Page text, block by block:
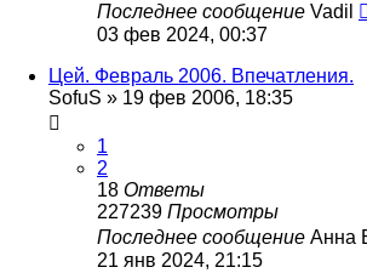
Последнее сообщение Vadil
03 фев 2024, 00:37
Цей. Февраль 2006. Впечатления.
SofuS » 19 фев 2006, 18:35
1
2
18 Ответы
227239 Просмотры
Последнее сообщение Анна
21 янв 2024, 21:15